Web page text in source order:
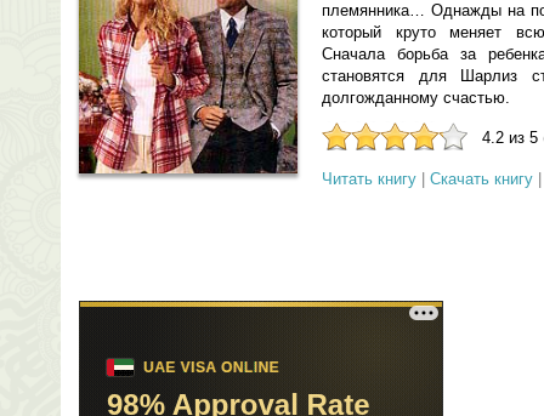
племянника… Однажды на
который круто меняет
Сначала борьба за
становятся для Шарлиз
долгожданному счастью.
4.2 из 5
Читать книгу Скачать книгу